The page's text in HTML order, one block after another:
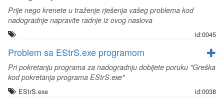
Prije nego krenete u traženje rješenja vašeg problema kod
nadogradnje napravite radnje iz ovog naslova
id:0045
Problem sa EStrS.exe programom
Pri pokretanju programa za nadogradnju dobijete poruku "Greška
kod pokretanja programa EStrS.exe"
EStrS.exe id:0038